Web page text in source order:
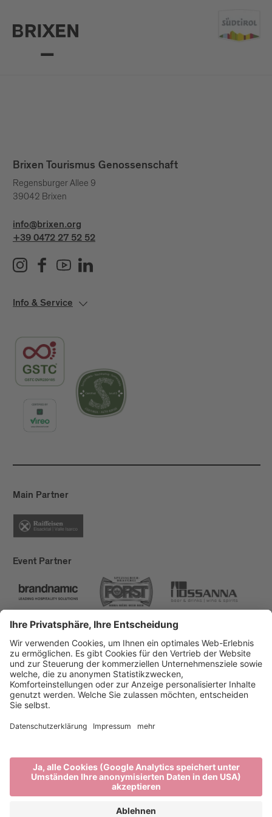
Brixen Tourismus Genossenschaft
Regensburger Allee 9
39042 Brixen
info@brixen.org
+39 0472 27 52 52
Info & Service
Main Partner
Event Partner
Brixen Tourismus
Privacy
Impressum
Förderungen
produced by